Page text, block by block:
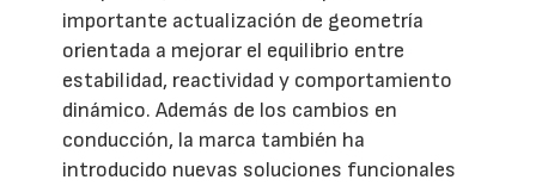
importante actualización de geometría
orientada a mejorar el equilibrio entre
estabilidad, reactividad y comportamiento
dinámico. Además de los cambios en
conducción, la marca también ha
introducido nuevas soluciones funcionales